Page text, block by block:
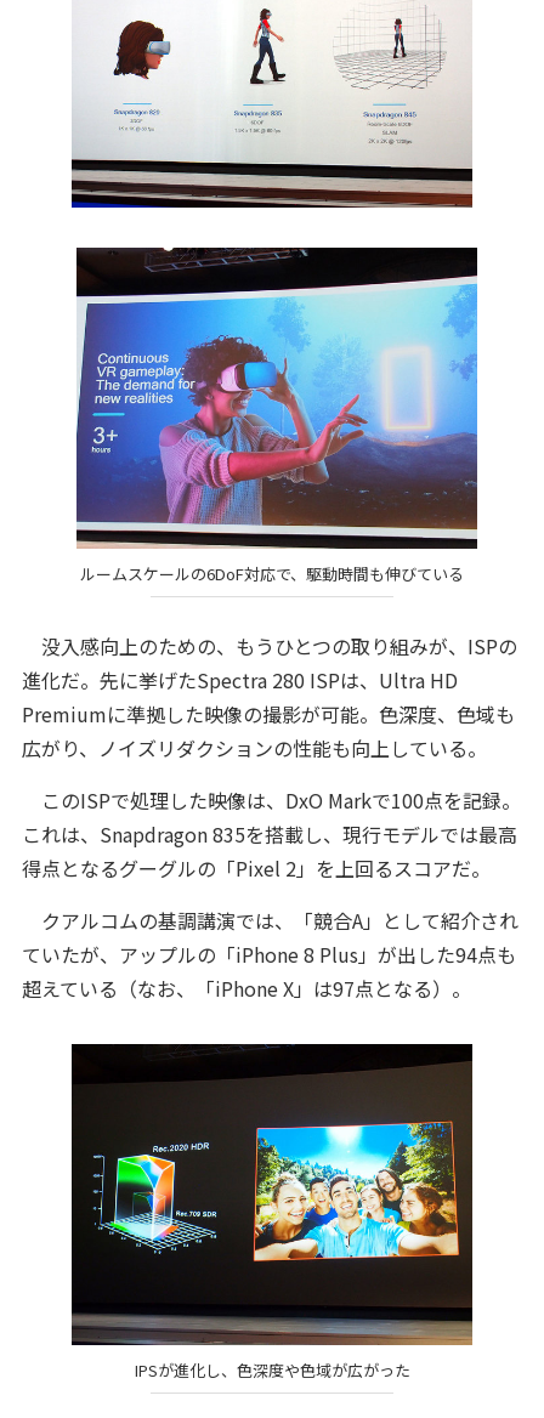
ルームスケールの6DoF対応で、駆動時間も伸びている
没入感向上のための、もうひとつの取り組みが、ISPの
進化だ。先に挙げたSpectra 280 ISPは、Ultra HD
Premiumに準拠した映像の撮影が可能。色深度、色域も
広がり、ノイズリダクションの性能も向上している。
このISPで処理した映像は、DxO Markで100点を記録。
これは、Snapdragon 835を搭載し、現行モデルでは最高
得点となるグーグルの「Pixel 2」を上回るスコアだ。
クアルコムの基調講演では、「競合A」として紹介され
ていたが、アップルの「iPhone 8 Plus」が出した94点も
超えている（なお、「iPhone X」は97点となる）。
IPSが進化し、色深度や色域が広がった